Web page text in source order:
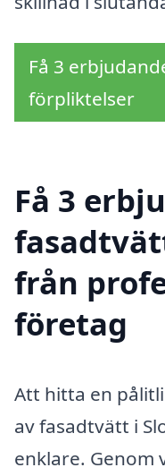
Få 3
förpliktelser
Få 3
från
företag
Att hitta en
av fasadtvätt i
enklare. Genom